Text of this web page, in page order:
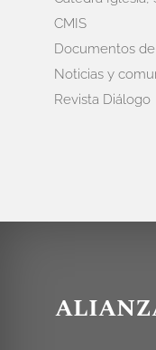
CMIS
Documentos
Noticias y
Revista Diálogo